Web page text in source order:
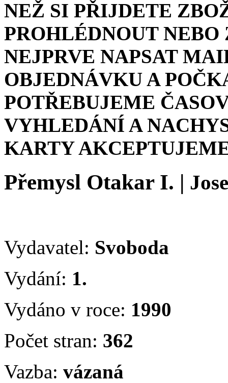
NEŽ SI PŘIJDETE
PROHLÉDNOUT
NEJPRVE NAPSAT
OBJEDNÁVKU A
POTŘEBUJEME
VYHLEDÁNÍ A
KARTY
Přemysl Otakar I. |
Vydavatel: Svoboda
Vydání: 1.
Vydáno v roce: 1990
Počet stran: 362
Vazba: vázaná